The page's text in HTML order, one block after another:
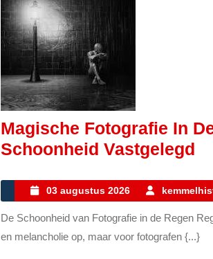
Magische Fotografie In
Schoonheid Vastgelegd
In
De
03 augustus 2026
03
augustus
2026
De Schoonheid van Fotografie in de Regen Regenachtige dagen roepen vaak gevoelens van somberheid
en melancholie op, maar voor fotografen {...}